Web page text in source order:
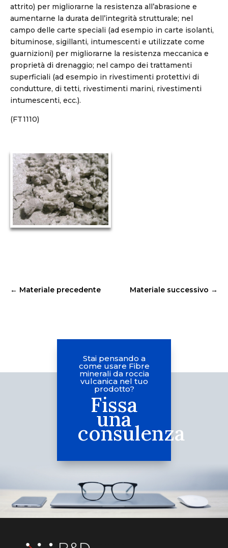
attrito) per migliorarne la resistenza all’abrasione e
aumentarne la durata dell’integrità strutturale; nel
campo delle carte speciali (ad esempio in carte isolanti,
bituminose, sigillanti, intumescenti e utilizzate come
guarnizioni) per migliorarne la resistenza meccanica e
proprietà di drenaggio; nel campo dei trattamenti
superficiali (ad esempio in rivestimenti protettivi di
condutture, di tetti, rivestimenti marini, rivestimenti
intumescenti, ecc.).
(FT1110)
← Materiale precedente Materiale successivo →
Stai pensando a
come usare Fibre
minerali da roccia
vulcanica nel tuo
prodotto?
Fissa
una
consulenza